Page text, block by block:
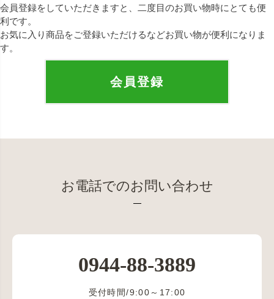
会員登録をしていただきますと、二度目のお買い物時にとても便
利です。
お気に入り商品をご登録いただけるなどお買い物が便利になりま
す。
会員登録
お電話でのお問い合わせ
0944-88-3889
受付時間/9:00～17:00